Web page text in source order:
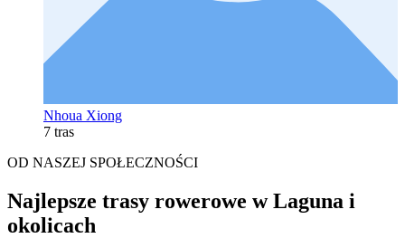
Nhoua Xiong
7 tras
OD NASZEJ SPOŁECZNOŚCI
Najlepsze trasy rowerowe w Laguna i
okolicach